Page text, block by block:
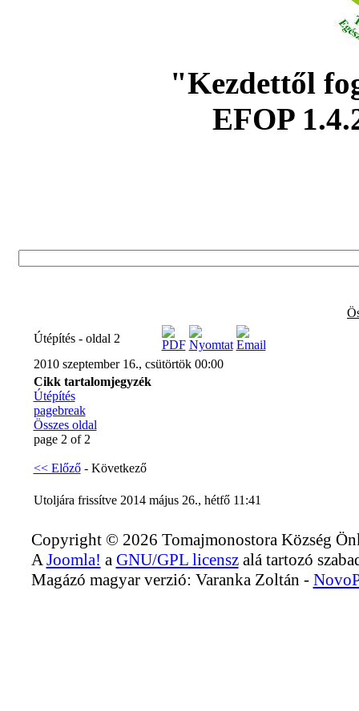
"Kezdettől
EFOP
Útépítés - oldal 2
2010 szeptember 16., csütörtök 00:00
Cikk tartalomjegyzék
Útépítés
pagebreak
Összes oldal
page 2 of 2
<< Előző- Következő
Utoljára frissítve 2014 május 26., hétfő 11:41
Copyright © 2026 Tomajmonostora Község
A Joomla! a GNU/GPL licenszalá tartozó
Magázó magyar verzió: Varanka Zoltán -